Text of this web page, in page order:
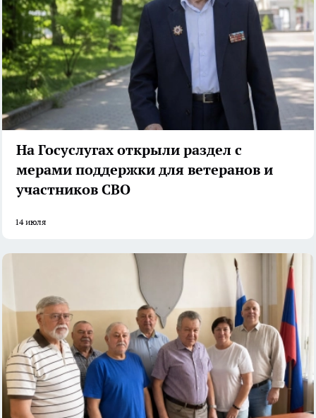
На Госуслугах открыли раздел с
мерами поддержки для ветеранов и
участников СВО
14 июля